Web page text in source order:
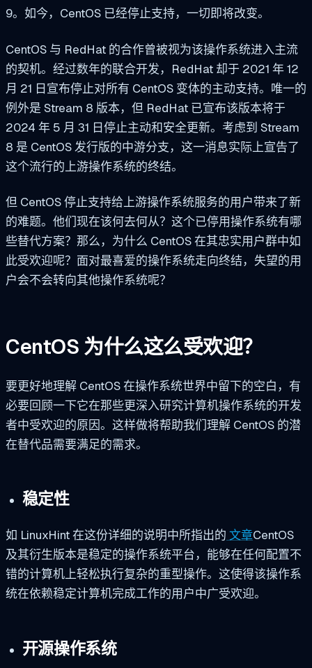
9。如今，CentOS 已经停止支持，一切即将改变。
CentOS 与 RedHat 的合作曾被视为该操作系统进入主流
的契机。经过数年的联合开发，RedHat 却于 2021 年 12
月 21 日宣布停止对所有 CentOS 变体的主动支持。唯一的
例外是 Stream 8 版本，但 RedHat 已宣布该版本将于
2024 年 5 月 31 日停止主动和安全更新。考虑到 Stream
8 是 CentOS 发行版的中游分支，这一消息实际上宣告了
这个流行的上游操作系统的终结。
但 CentOS 停止支持给上游操作系统服务的用户带来了新
的难题。他们现在该何去何从？这个已停用操作系统有哪
些替代方案？那么，为什么 CentOS 在其忠实用户群中如
此受欢迎呢？面对最喜爱的操作系统走向终结，失望的用
户会不会转向其他操作系统呢？
CentOS 为什么这么受欢迎？
要更好地理解 CentOS 在操作系统世界中留下的空白，有
必要回顾一下它在那些更深入研究计算机操作系统的开发
者中受欢迎的原因。这样做将帮助我们理解 CentOS 的潜
在替代品需要满足的需求。
稳定性
如 LinuxHint 在这份详细的说明中所指出的 文章CentOS
及其衍生版本是稳定的操作系统平台，能够在任何配置不
错的计算机上轻松执行复杂的重型操作。这使得该操作系
统在依赖稳定计算机完成工作的用户中广受欢迎。
开源操作系统